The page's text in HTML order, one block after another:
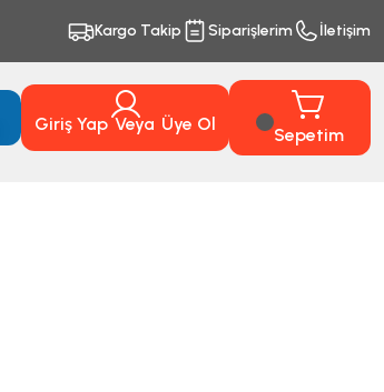
Kargo Takip Siparişlerim İletişim
Giriş Yap Veya Üye Ol
Sepetim